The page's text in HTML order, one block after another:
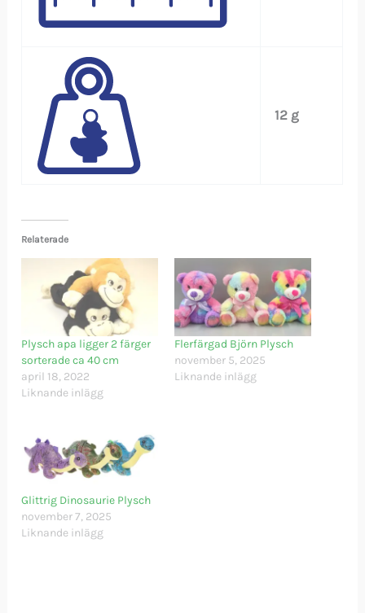
12 g
Relaterade
Plysch apa ligger 2 färger
sorterade ca 40 cm
april 18, 2022
Liknande inlägg
Flerfärgad Björn Plysch
november 5, 2025
Liknande inlägg
Glittrig Dinosaurie Plysch
november 7, 2025
Liknande inlägg